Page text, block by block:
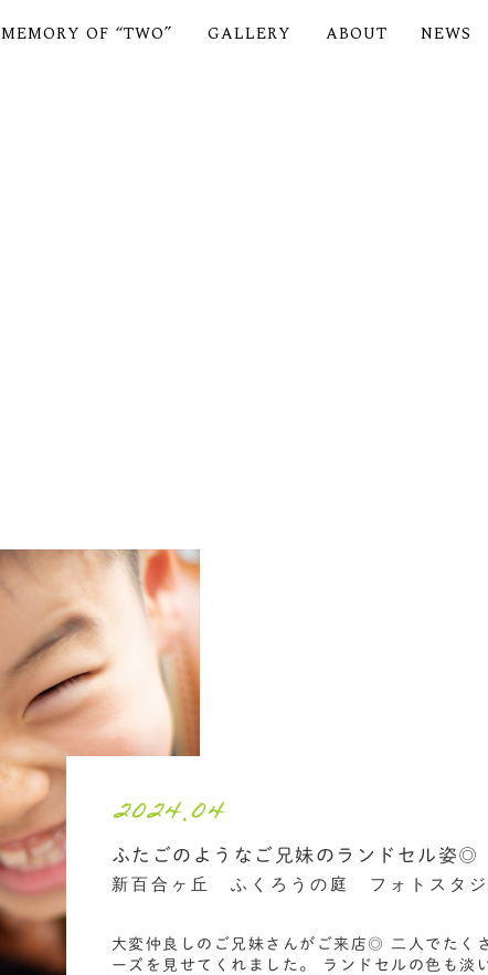
MEMORY OF “TWO” GALLERY ABOUT NEWS
2024.04
ふたごのようなご兄妹のランドセル姿
新百合ヶ丘 ふくろうの庭 フォトスタジ
大変仲良しのご兄妹さんがご来店◎ 二人でたく
ーズを見せてくれました。 ランドセルの色も淡